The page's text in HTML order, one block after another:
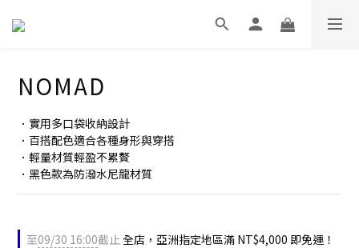
NOMAD
．實用多口袋收納設計
．百搭配色適合各種身形與穿搭
．輕量材質輕盈不累贅
．黑色款為防潑水尼龍材質
至09/30 16:00截止全店，亞洲指定地區滿 NT$4,000 即免運！